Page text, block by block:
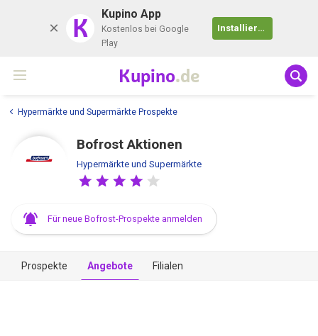
K Kupino App
Kostenlos bei Google
Play
Installieren
Kupino.de
Hypermärkte und Supermärkte Prospekte
Bofrost Aktionen
Hypermärkte und Supermärkte
Für neue Bofrost-Prospekte anmelden
Prospekte Angebote Filialen